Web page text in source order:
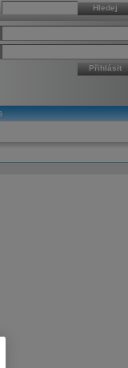
Hledej
Přihlásit